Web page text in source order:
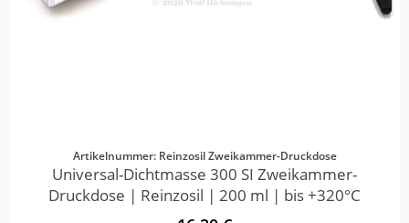
Artikelnummer: Reinzosil Zweikammer-Druckdose
Universal-Dichtmasse 300 SI Zweikammer-
Druckdose | Reinzosil | 200 ml | bis +320°C